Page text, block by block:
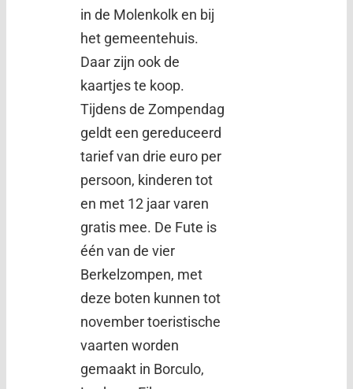
in de Molenkolk en bij
het gemeentehuis.
Daar zijn ook de
kaartjes te koop.
Tijdens de Zompendag
geldt een gereduceerd
tarief van drie euro per
persoon, kinderen tot
en met 12 jaar varen
gratis mee. De Fute is
één van de vier
Berkelzompen, met
deze boten kunnen tot
november toeristische
vaarten worden
gemaakt in Borculo,